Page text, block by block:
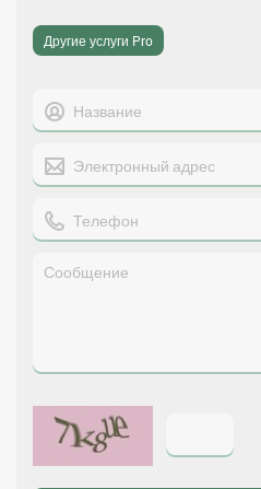
Другие услуги Pro